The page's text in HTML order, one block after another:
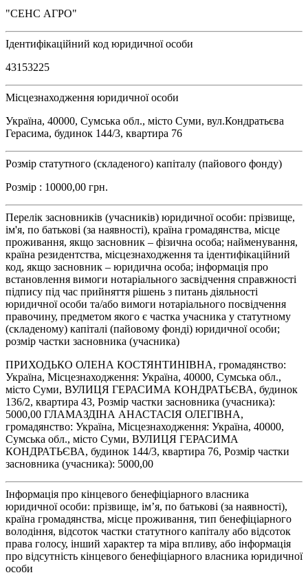
"СЕНС АГРО"
Ідентифікаційний код юридичної особи
43153225
Місцезнаходження юридичної особи
Україна, 40000, Сумська обл., місто Суми, вул.Кондратьєва
Герасима, будинок 144/3, квартира 76
Розмір статутного (складеного) капіталу (пайового фонду)
Розмір : 10000,00 грн.
Перелік засновників (учасників) юридичної особи: прізвище,
ім'я, по батькові (за наявності), країна громадянства, місце
проживання, якщо засновник – фізична особа; найменування,
країна резидентства, місцезнаходження та ідентифікаційний
код, якщо засновник – юридична особа; інформація про
встановлення вимоги нотаріального засвідчення справжності
підпису під час прийняття рішень з питань діяльності
юридичної особи та/або вимоги нотаріального посвідчення
правочину, предметом якого є частка учасника у статутному
(складеному) капіталі (пайовому фонді) юридичної особи;
розмір частки засновника (учасника)
ПРИХОДЬКО ОЛЕНА КОСТЯНТИНІВНА, громадянство:
Україна, Місцезнаходження: Україна, 40000, Сумська обл.,
місто Суми, ВУЛИЦЯ ГЕРАСИМА КОНДРАТЬЄВА, будинок
136/2, квартира 43, Розмір частки засновника (учасника):
5000,00 ГЛАМАЗДІНА АНАСТАСІЯ ОЛЕГІВНА,
громадянство: Україна, Місцезнаходження: Україна, 40000,
Сумська обл., місто Суми, ВУЛИЦЯ ГЕРАСИМА
КОНДРАТЬЄВА, будинок 144/3, квартира 76, Розмір частки
засновника (учасника): 5000,00
Інформація про кінцевого бенефіціарного власника
юридичної особи: прізвище, ім’я, по батькові (за наявності),
країна громадянства, місце проживання, тип бенефіціарного
володіння, відсоток частки статутного капіталу або відсоток
права голосу, інший характер та міра впливу, або інформація
про відсутність кінцевого бенефіціарного власника юридичної
особи